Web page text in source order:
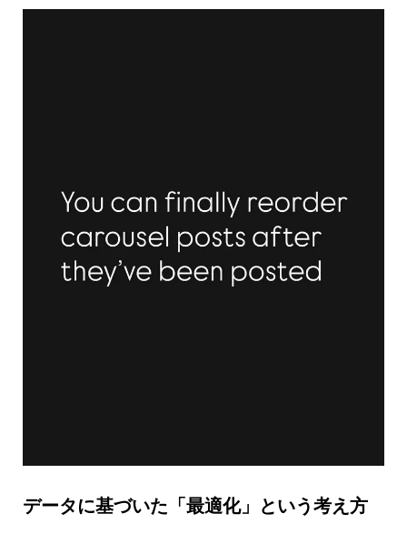
データに基づいた「最適化」という考え方